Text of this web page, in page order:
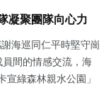
凝聚團隊向心力
海巡同仁平時堅守崗
間的情感交流，海
綠森林親水公園」